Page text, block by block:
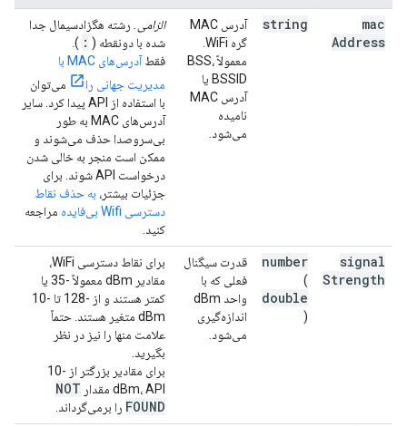
mac
Address
string
آدرس MAC
معمولاً BSS،
BSSID یا
آدرس MAC
نامیده
می‌شود.
الزامی.
رشته هگزادسیمال جدا
شده با دونقطه ( :
).
فقط
آدرس‌های MAC با
مدیریت جهانی را
می‌توان
با استفاده از API پیدا کرد. سایر
آدرس‌های MAC به طور
بی‌سروصدا حذف می‌شوند و
ممکن است منجر به خالی شدن
درخواست API شوند. برای
جزئیات بیشتر، به حذف نقاط
دسترسی Wifi بی‌فایده
مراجعه
کنید.
signal
Strength
number
(
double
)
قدرت سیگنال
فعلی که با
واحد dBm
اندازه‌گیری
می‌شود.
برای نقاط دسترسی WiFi،
مقادیر dBm معمولاً -35 یا
کمتر هستند و از -128 تا -10
dBm متغیر هستند. حتماً
علامت منها را نیز در نظر
بگیرید.
برای مقادیر بزرگتر از -10
dBm، API مقدار
NOT
FOUND را برمی‌گرداند.